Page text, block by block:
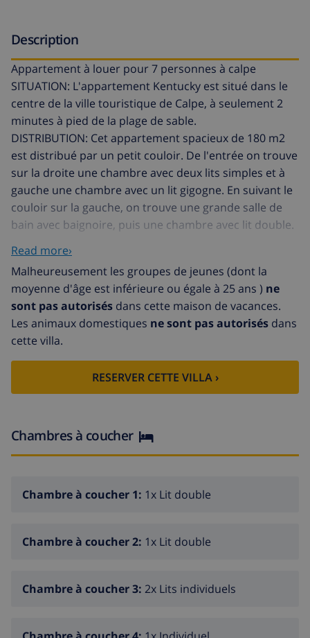
Description
Appartement à louer pour 7 personnes à calpe
SITUATION: L'appartement Kentucky est situé dans le
centre de la ville touristique de Calpe, à seulement 2
minutes à pied de la plage de sable.
DISTRIBUTION: Cet appartement spacieux de 180 m2
est distribué par un petit couloir. De l'entrée on trouve
sur la droite une chambre avec deux lits simples et à
gauche une chambre avec un lit gigogne. En suivant le
couloir sur la gauche, on trouve une grande salle de
bain avec baignoire, puis une chambre avec lit double.
Sur la droite est la grande cuisine, entièrement
équipée avec four, micro-ondes, lave-vaisselle,
cafetière et tous les ustensiles nécessaires pour vos
vacances. La cuisine a un accès direct au salon et à la
terrasse ouverte. Juste à côté de la salle à manger,
nous avons accès à la chambre principale, qui se
compose d'un dressing, une salle de bain avec douche,
la chambre et une terrasse vitrée.
C'est un appartement parfait pour l'été et l'hiver, pour
son emplacement au coeur de Calpe, pour son espace
Option de garage dans le même bâtiment pour 60 €
/ semaine.
Read more›
Malheureusement les groupes de jeunes (dont la
moyenne d'âge est inférieure ou égale à 25 ans ) ne
sont pas autorisés dans cette maison de vacances.
Les animaux domestiques ne sont pas autorisés dans
cette villa.
RESERVER CETTE VILLA ›
Chambres à coucher
Chambre à coucher 1: 1x Lit double
Chambre à coucher 2: 1x Lit double
Chambre à coucher 3: 2x Lits individuels